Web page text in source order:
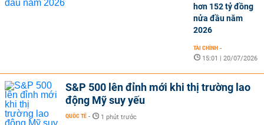
hơn 152 tỷ đồng
nửa đầu năm
2026
TÀI CHÍNH -
15:01 | 20/07/2026
S&P 500 lên đỉnh mới khi thị trường lao
động Mỹ suy yếu
QUỐC TẾ - 1 phút trước